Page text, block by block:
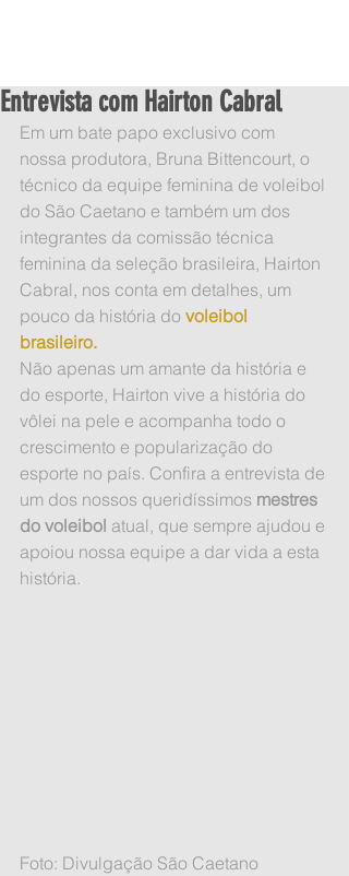
Entrevista com Hairton Cabral
Em um bate papo exclusivo com
nossa produtora, Bruna Bittencourt, o
técnico da equipe feminina de voleibol
do São Caetano e também um dos
integrantes da comissão técnica
feminina da seleção brasileira, Hairton
Cabral, nos conta em detalhes, um
pouco da história do voleibol
brasileiro.
Não apenas um amante da história e
do esporte, Hairton vive a história do
vôlei na pele e acompanha todo o
crescimento e popularização do
esporte no país. Confira a entrevista de
um dos nossos queridíssimos mestres
do voleibol atual, que sempre ajudou e
apoiou nossa equipe a dar vida a esta
história.
Foto: Divulgação São Caetano